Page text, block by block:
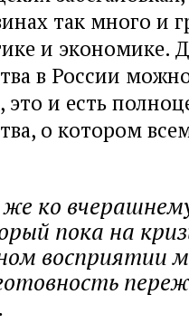
так много и
и экономике.
в России
и есть
о котором
ко
пока на
восприятии